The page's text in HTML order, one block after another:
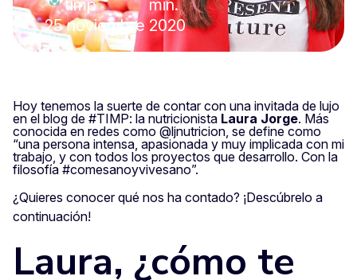
timp
min.
25 noviembre 2020
Hoy tenemos la suerte de contar con una invitada de lujo
en el blog de #TIMP: la nutricionista Laura Jorge. Más
conocida en redes como @ljnutricion, se define como
“una persona intensa, apasionada y muy implicada con mi
trabajo, y con todos los proyectos que desarrollo. Con la
filosofía #comesanoyvivesano”.
¿Quieres conocer qué nos ha contado? ¡Descúbrelo a
continuación!
Laura, ¿cómo te